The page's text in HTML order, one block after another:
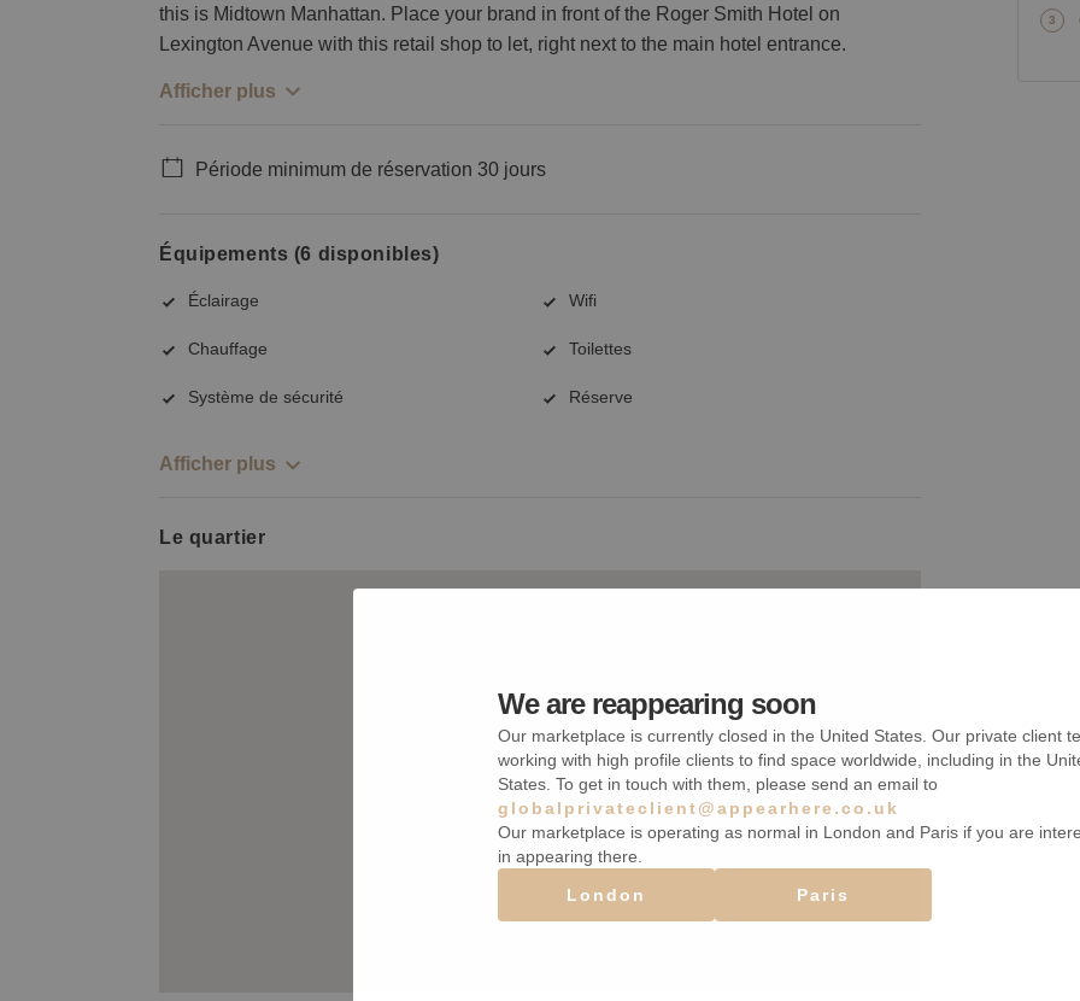
this is Midtown Manhattan. Place your brand in front of the Roger Smith Hotel on
Lexington Avenue with this retail shop to let, right next to the main hotel entrance.
Afficher plus
Période minimum de réservation 30 jours
Équipements (6 disponibles)
Éclairage Wifi
Chauffage Toilettes
Système de sécurité Réserve
Afficher plus
Le quartier
We are reappearing soon
Our marketplace is currently closed in the United States. Our private client
working with high profile clients to find space worldwide, including in the
States. To get in touch with them, please send an email to
globalprivateclient@appearhere.co.uk
Our marketplace is operating as normal in London and Paris if you are
in appearing there.
London
Paris